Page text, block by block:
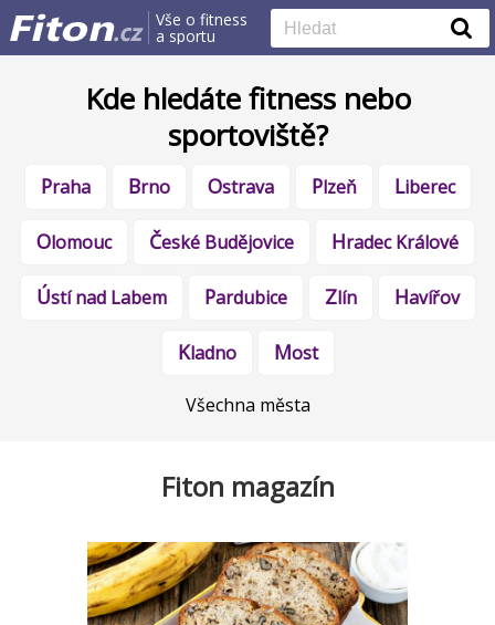
Vše o fitness
a sportu
Kde hledáte fitness nebo
sportoviště?
Praha Brno Ostrava Plzeň Liberec
Olomouc České Budějovice Hradec Králové
Ústí nad Labem Pardubice Zlín Havířov
Kladno Most
Všechna města
Fiton magazín